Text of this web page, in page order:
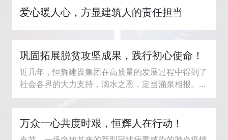
爱心暖人心，方显建筑人的责任担当
巩固拓展脱贫攻坚成果，践行初心使命！
近几年，恒辉建设集团在高质量的发展过程中得到了
社会各界的大力支持，滴水之恩，定当涌泉相报。集
团时刻铭记着“不忘初心、牢记使命”的指导方针，积
极承担社会...
万众一心共度时艰，恒辉人在行动！